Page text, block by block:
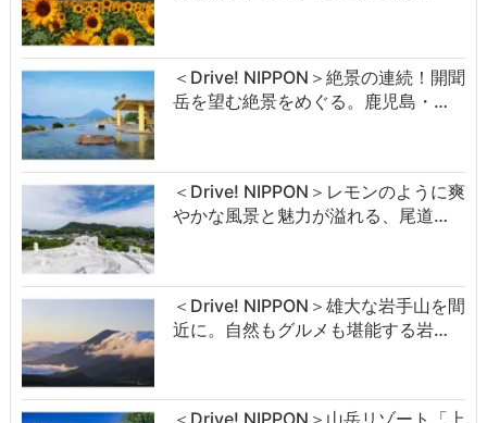
＜Drive! NIPPON＞絶景の連続！開聞
岳を望む絶景をめぐる。鹿児島・…
＜Drive! NIPPON＞レモンのように爽
やかな風景と魅力が溢れる、尾道…
＜Drive! NIPPON＞雄大な岩手山を間
近に。自然もグルメも堪能する岩…